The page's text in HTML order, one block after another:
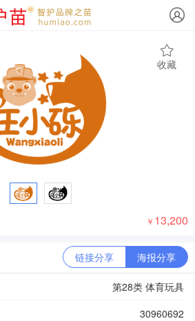
收藏
￥ 13,200
链接分享 海报分享
第28类 体育玩具
30960692